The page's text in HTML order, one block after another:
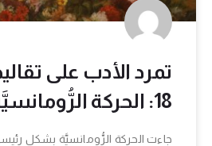
تمرد الأدب على
18: الحركة الرُّومانسيَّة الأدبية
جاءت الحركة الرُّومانسيَّة بشكل